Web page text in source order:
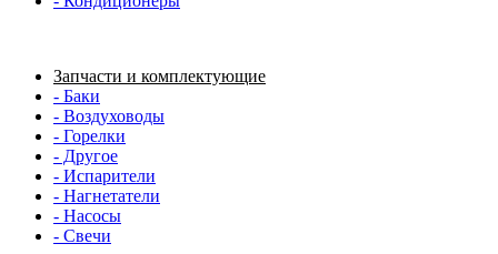
Запчасти и комплектующие
- Баки
- Воздуховоды
- Горелки
- Другое
- Испарители
- Нагнетатели
- Насосы
- Свечи